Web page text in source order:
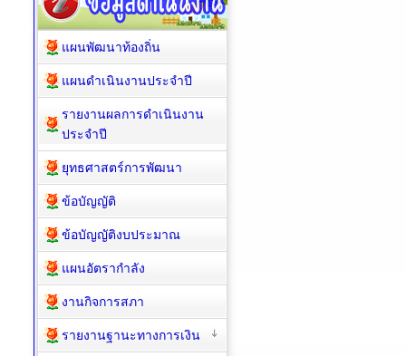
แผนพัฒนาท้องถิ่น
แผนดำเนินงานประจำปี
รายงานผลการดำเนินงาน
ประจำปี
ยุทธศาสตร์การพัฒนา
ข้อบัญญัติ
ข้อบัญญัติงบประมาณ
แผนอัตรากำลัง
งานกิจการสภา
รายงานฐานะทางการเงิน